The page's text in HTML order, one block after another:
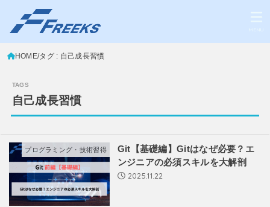
HOME タグ : 自己成長習慣
自己成長習慣
プログラミング・技術習得
Git【基礎編】Gitはなぜ必要？エ
ンジニアの必須スキルを大解剖
2025.11.22